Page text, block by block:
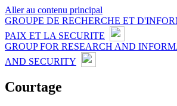
Aller au contenu principal
GROUPE DE RECHERCHE ET
PAIX ET LA SECURITE
GROUP FOR RESEARCH AND
AND SECURITY
Courtage